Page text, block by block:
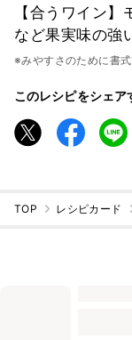
【合うワイン
など果実味の強
※みやすさのために書
このレシピをシェア
TOP レシピカード